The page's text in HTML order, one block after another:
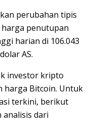
perubahan tipis
harga penutupan
harian di 106.043
AS.
investor kripto
harga Bitcoin. Untuk
terkini, berikut
analisis dari